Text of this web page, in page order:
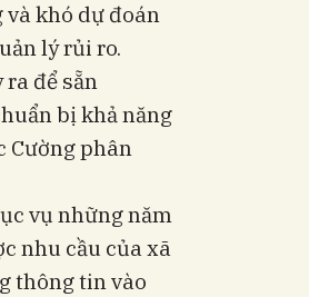
khó dự đoán
lý rủi ro.
ra để sẵn
bị khả năng
Cường phân
vụ những năm
nhu cầu của xã
thông tin vào